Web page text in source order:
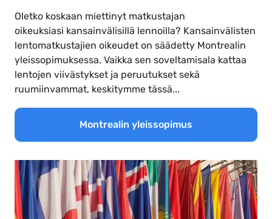
Oletko koskaan miettinyt matkustajan
oikeuksiasi kansainvälisillä lennoilla? Kansainvälisten
lentomatkustajien oikeudet on säädetty Montrealin
yleissopimuksessa. Vaikka sen soveltamisala kattaa
lentojen viivästykset ja peruutukset sekä
ruumiinvammat, keskitymme tässä...
Montrealin yleissopimus